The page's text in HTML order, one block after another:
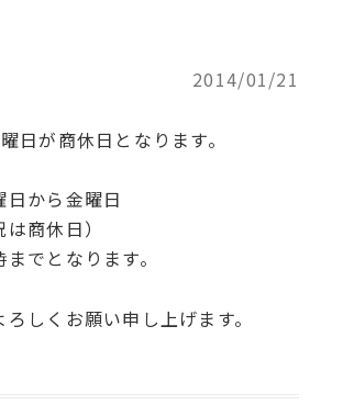
2014/01/21
日が商休日となります。
日から金曜日
は商休日）
でとなります。
しくお願い申し上げます。